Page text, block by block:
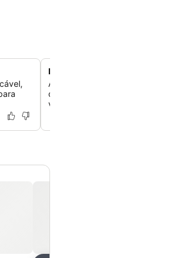
Estacionamento privado
Aproveite a conveniência do
diretamente sob o hotel, uma
viaja de carro.